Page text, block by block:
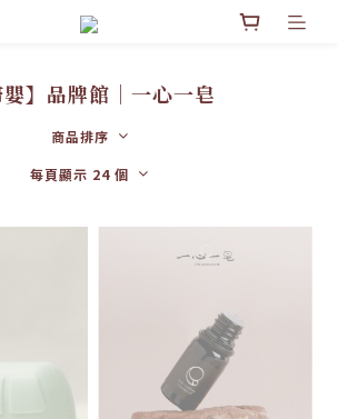
嬰】品牌館│一心一皂
商品排序
每頁顯示 24 個